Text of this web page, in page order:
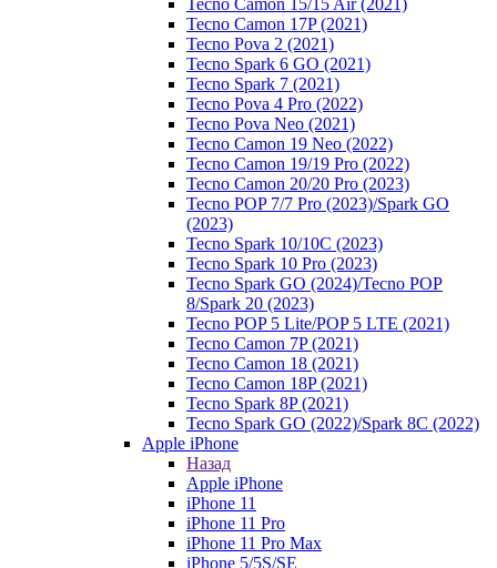
Tecno Camon 15/15 Air (2021)
Tecno Camon 17P (2021)
Tecno Pova 2 (2021)
Tecno Spark 6 GO (2021)
Tecno Spark 7 (2021)
Tecno Pova 4 Pro (2022)
Tecno Pova Neo (2021)
Tecno Camon 19 Neo (2022)
Tecno Camon 19/19 Pro (2022)
Tecno Camon 20/20 Pro (2023)
Tecno POP 7/7 Pro (2023)/Spark GO
(2023)
Tecno Spark 10/10C (2023)
Tecno Spark 10 Pro (2023)
Tecno Spark GO (2024)/Tecno POP
8/Spark 20 (2023)
Tecno POP 5 Lite/POP 5 LTE (2021)
Tecno Camon 7P (2021)
Tecno Camon 18 (2021)
Tecno Camon 18P (2021)
Tecno Spark 8P (2021)
Tecno Spark GO (2022)/Spark 8C (2022)
Apple iPhone
Назад
Apple iPhone
iPhone 11
iPhone 11 Pro
iPhone 11 Pro Max
iPhone 5/5S/SE